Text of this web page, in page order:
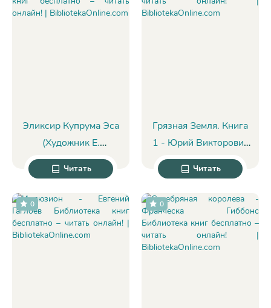
Эликсир Купрума Эса
(Художник Е.
Медведев) - Юрий
Сотник
Читать
Грязная Земля. Книга
1 - Юрий Викторович
Окольнов
Читать
0 0